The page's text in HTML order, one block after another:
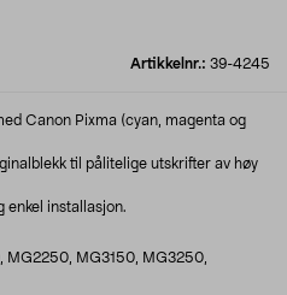
Artikkelnr.: 39-4245
Canon Pixma (cyan, magenta og
til pålitelige utskrifter av høy
enkel installasjon.
MG2250, MG3150, MG3250,